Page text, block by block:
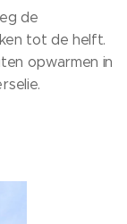
de
tot de helft.
opwarmen in